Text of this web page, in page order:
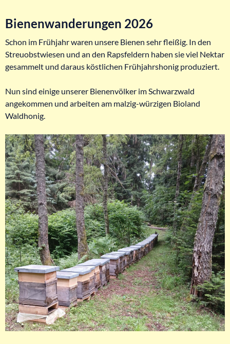
Bienenwanderungen 2026
Schon im Frühjahr waren unsere Bienen sehr fleißig. In den
Streuobstwiesen und an den Rapsfeldern haben sie viel Nektar
gesammelt und daraus köstlichen Frühjahrshonig produziert.
Nun sind einige unserer Bienenvölker im Schwarzwald
angekommen und arbeiten am malzig-würzigen Bioland
Waldhonig.